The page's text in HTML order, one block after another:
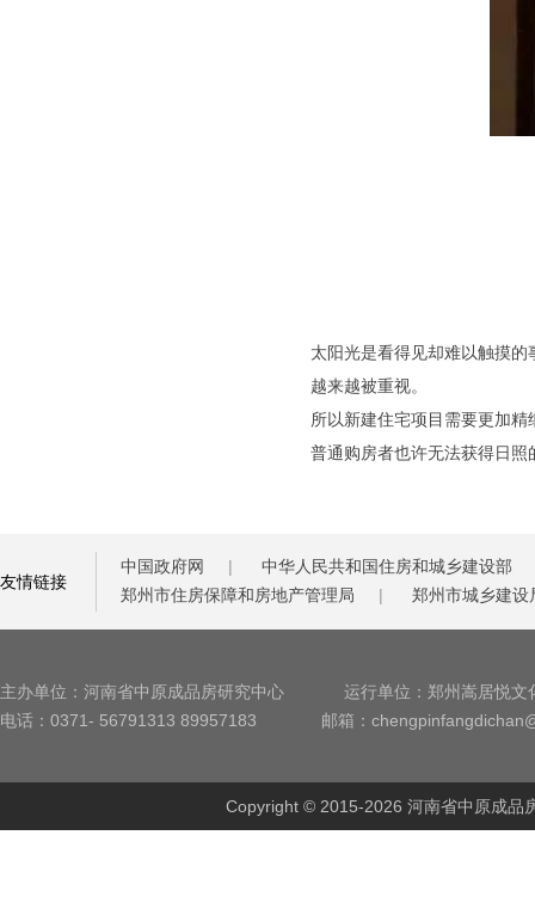
太阳光是看得见却难以触摸
越来越被重视。
所以新建住宅项目需要更加精
普通购房者也许无法获得日照
友情链接
中国政府网 |
中华人民共和国住房和城乡建设部
郑州市住房保障和房地产管理局
| 郑州市城乡建设
主办单位：河南省中原成品房研究中心
运行单位：郑州嵩居悦文
电话：0371- 56791313 89957183
邮箱：
Copyright © 2015-2026 河南省中原成品